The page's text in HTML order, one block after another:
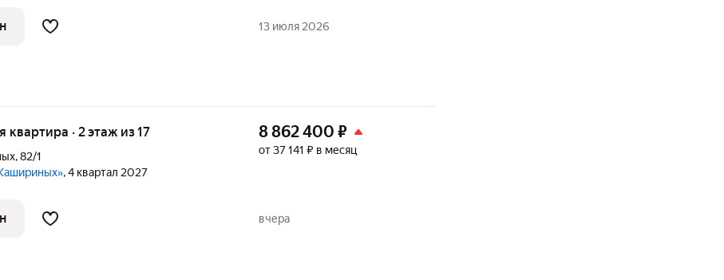
бы одним глазом. Подъезды всегда в
13 июля 2026
квартира · 2 этаж из 17
,82/1
Кашириных», 4 квартал 2027
8 862 400 ₽
от 37 141 ₽ в месяц
вчера